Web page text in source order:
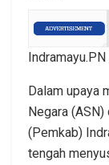
Indramayu.PN
Dalam upaya
Negara
(Pemkab)
tengah